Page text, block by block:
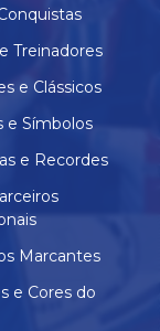
Treinadores
e Clássicos
e Símbolos
e Recordes
Marcantes
e Cores do